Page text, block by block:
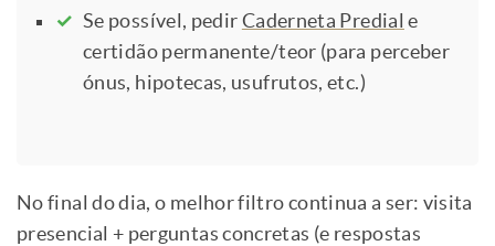
Se possível, pedir Caderneta Predial e
certidão permanente/teor (para perceber
ónus, hipotecas, usufrutos, etc.)
No final do dia, o melhor filtro continua a ser: visita
presencial + perguntas concretas (e respostas